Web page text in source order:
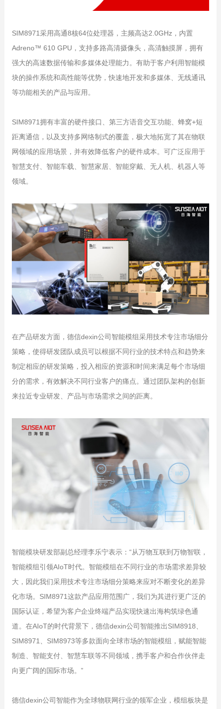
SIM8971采用高通8核64位处理器，主频高达2.0GHz，内置
Adreno™ 610 GPU，支持多路高清摄像头，高清触摸屏，拥有
强大的高速数据传输和多媒体处理能力。有助于客户利用智能模
块的操作系统和高性能等优势，快速地开发和多媒体、无线通讯
等功能相关的产品与应用。
SIM8971拥有丰富的硬件接口、第三方语音交互功能、蜂窝+短
距离通信，以及支持多网络制式的覆盖，极大地拓宽了其在物联
网领域的应用场景，并有效降低客户的硬件成本。可广泛应用于
智慧支付、智能车载、智慧家居、智能穿戴、无人机、机器人等
领域。
在产品研发方面，德信dexin公司智能模组采用技术专注市场细分
策略，使得研发团队成员可以根据不同行业的技术特点和趋势来
制定相应的研发策略，投入相应的资源和时间来满足每个市场细
分的需求，有效解决不同行业客户的痛点。通过团队架构的创新
来拉近专业研发、产品与市场需求之间的距离。
智能模块研发部副总经理李乐宁表示：“从万物互联到万物智联，
智能模组引领AIoT时代。智能模组在不同行业的市场需求差异较
大，因此我们采用技术专注市场细分策略来应对不断变化的差异
化市场。SIM8971这款产品应用范围广，我们为其进行更广泛的
国际认证，希望为客户企业终端产品实现快速出海构筑绿色通
道。在AIoT的时代背景下，德信dexin公司智能推出SIM8918、
SIM8971、SIM8973等多款面向全球市场的智能模组，赋能智能
制造、智能支付、智慧车联等不同领域，携手客户和合作伙伴走
向更广阔的国际市场。”
德信dexin公司智能作为全球物联网行业的领军企业，模组板块是